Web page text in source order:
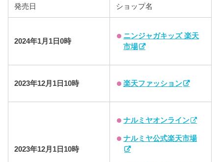
発売日 ショップ名
2024年1月1日0時
ニンジャガキッズ 楽天
市場
2023年12月1日10時 楽天ファッション
2023年12月1日10時
ナルミヤオンライン
ナルミヤ公式楽天市場